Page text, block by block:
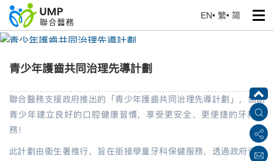
EN• 繁• 简
青少年護齒共同治理先導計劃
青少年護齒共同治理先導計劃
聯合醫務支援政府推出的「青少年護齒共同治理先導計劃」，協助
青少年建立良好的口腔健康習慣，享受更安全、更便捷的牙科服
務！
此計劃由衞生署推行，旨在銜接學童牙科保健服務，透過政府資助